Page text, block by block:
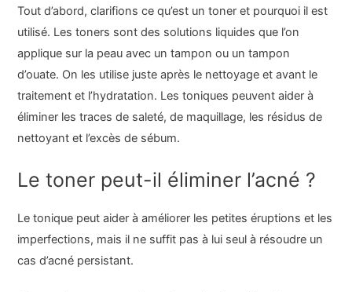
Tout d’abord, clarifions ce qu’est un toner et pourquoi il est
utilisé. Les toners sont des solutions liquides que l’on
applique sur la peau avec un tampon ou un tampon
d’ouate. On les utilise juste après le nettoyage et avant le
traitement et l’hydratation. Les toniques peuvent aider à
éliminer les traces de saleté, de maquillage, les résidus de
nettoyant et l’excès de sébum.
Le toner peut-il éliminer l’acné ?
Le tonique peut aider à améliorer les petites éruptions et les
imperfections, mais il ne suffit pas à lui seul à résoudre un
cas d’acné persistant.